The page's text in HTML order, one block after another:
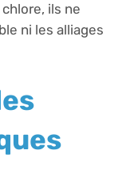
ils ne
ni les alliages